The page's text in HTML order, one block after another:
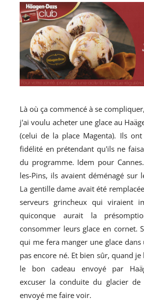
Là où ça commencé à se
j'ai voulu acheter une glace au
(celui de la place Magenta). Ils
fidélité en prétendant qu'ils ne
du programme. Idem pour
les-Pins, ils avaient déménagé sur
La gentille dame avait été
serveurs grincheux qui viraient
quiconque aurait la
consommer leurs glace en cornet.
qui me fera manger une glace dans
pas encore né. Et bien sûr, quand
le bon cadeau envoyé par
excuser la conduite du glacier
envoyé me faire voir.